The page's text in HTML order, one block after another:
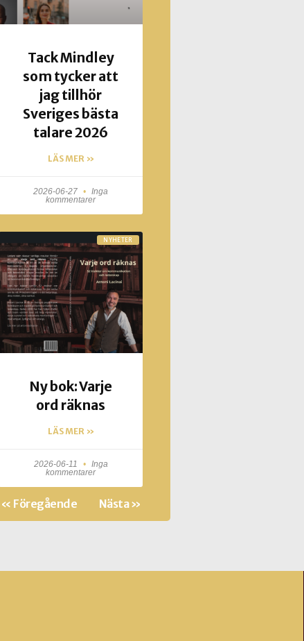
Tack Mindley
som tycker att
jag tillhör
Sveriges bästa
talare 2026
LÄS MER »
2026-06-27
Inga
kommentarer
NYHETER
Ny bok: Varje
ord räknas
LÄS MER »
2026-06-11
Inga
kommentarer
« Föregående Nästa »